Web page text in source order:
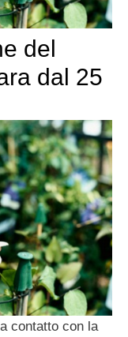
del
dal 25
contatto con la